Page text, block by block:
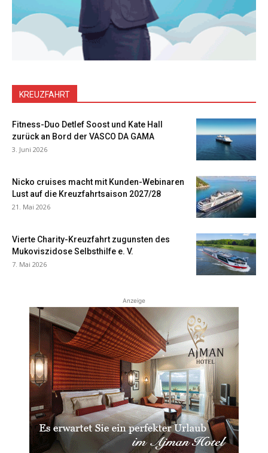
KREUZFAHRT
Fitness-Duo Detlef Soost und Kate Hall
zurück an Bord der VASCO DA GAMA
3. Juni 2026
Nicko cruises macht mit Kunden-Webinaren
Lust auf die Kreuzfahrtsaison 2027/28
21. Mai 2026
Vierte Charity-Kreuzfahrt zugunsten des
Mukoviszidose Selbsthilfe e. V.
7. Mai 2026
Anzeige